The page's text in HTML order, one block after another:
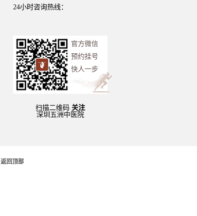
24小时咨询热线：
官方微信
预约挂号
快人一步
扫描二维码 关注
深圳五洲中医院
返回顶部